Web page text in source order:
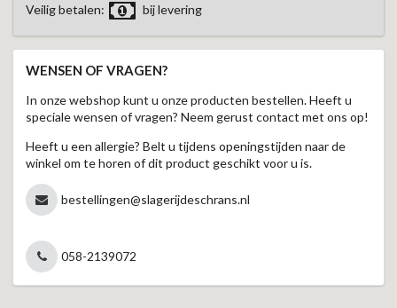
Veilig betalen: bij levering
WENSEN OF VRAGEN?
In onze webshop kunt u onze producten bestellen. Heeft u
speciale wensen of vragen? Neem gerust contact met ons op!
Heeft u een allergie? Belt u tijdens openingstijden naar de
winkel om te horen of dit product geschikt voor u is.
bestellingen@slagerijdeschrans.nl
058-2139072